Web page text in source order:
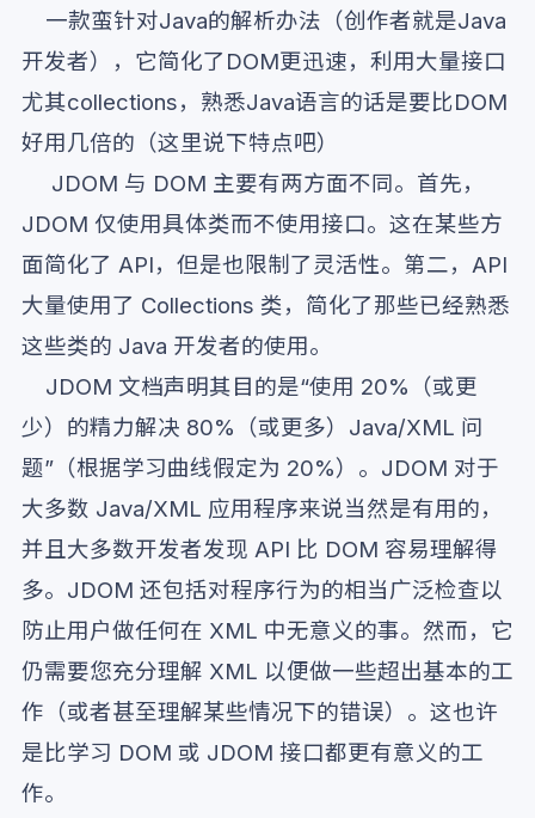
一款蛮针对Java的解析办法（创作者就是Java
开发者），它简化了DOM更迅速，利用大量接口
尤其collections，熟悉Java语言的话是要比DOM
好用几倍的（这里说下特点吧）
JDOM 与 DOM 主要有两方面不同。首先，
JDOM 仅使用具体类而不使用接口。这在某些方
面简化了 API，但是也限制了灵活性。第二，API
大量使用了 Collections 类，简化了那些已经熟悉
这些类的 Java 开发者的使用。
JDOM 文档声明其目的是“使用 20%（或更
少）的精力解决 80%（或更多）Java/XML 问
题”（根据学习曲线假定为 20%）。JDOM 对于
大多数 Java/XML 应用程序来说当然是有用的，
并且大多数开发者发现 API 比 DOM 容易理解得
多。JDOM 还包括对程序行为的相当广泛检查以
防止用户做任何在 XML 中无意义的事。然而，它
仍需要您充分理解 XML 以便做一些超出基本的工
作（或者甚至理解某些情况下的错误）。这也许
是比学习 DOM 或 JDOM 接口都更有意义的工
作。